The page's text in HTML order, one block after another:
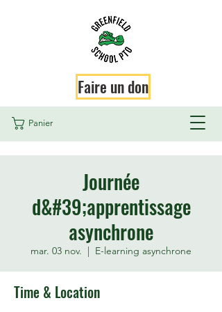
Panier
Faire un don
Journée
d&#39;apprentissage
asynchrone
mar. 03 nov.
  |
E-learning asynchrone
Time & Location